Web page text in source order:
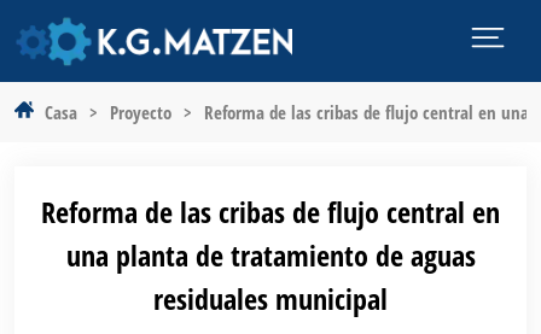
Casa > Proyecto > Reforma de las cribas de flujo central en
Reforma de las cribas de flujo central en
una planta de tratamiento de aguas
residuales municipal